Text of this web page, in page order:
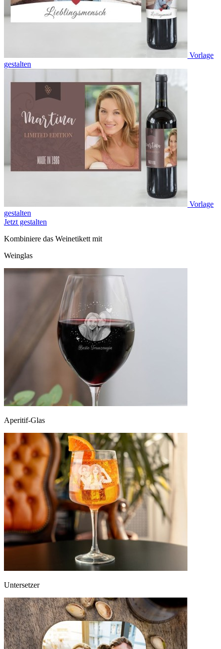
Vorlage
gestalten
Vorlage
gestalten
Jetzt gestalten
Kombiniere das Weinetikett mit
Weinglas
Aperitif-Glas
Untersetzer